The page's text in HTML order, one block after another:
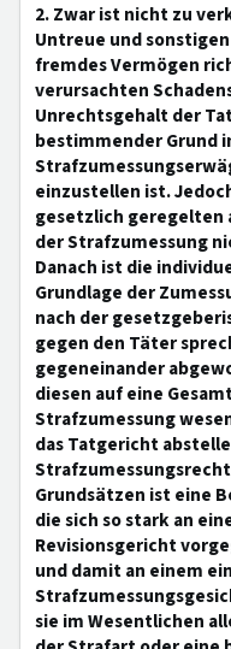
2. Zwar ist nicht zu
Untreue und
fremdes Vermögen
verursachten
Unrechtsgehalt der
bestimmender Grund
einzustellen ist.
gesetzlich geregelten
der Strafzumessung
Danach ist die
Grundlage der
nach der
gegen den Täter
gegeneinander
diesen auf eine
Strafzumessung
das Tatgericht
Grundsätzen ist eine
die sich so stark an
Revisionsgericht
und damit an einem
sie im Wesentlichen